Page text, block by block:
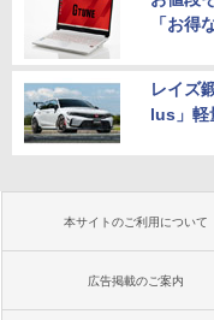
「お得
レイズ
lus」軽
本サイトのご利用について
広告掲載のご案内